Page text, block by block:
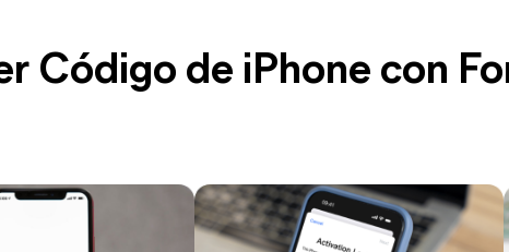
Código de iPhone con